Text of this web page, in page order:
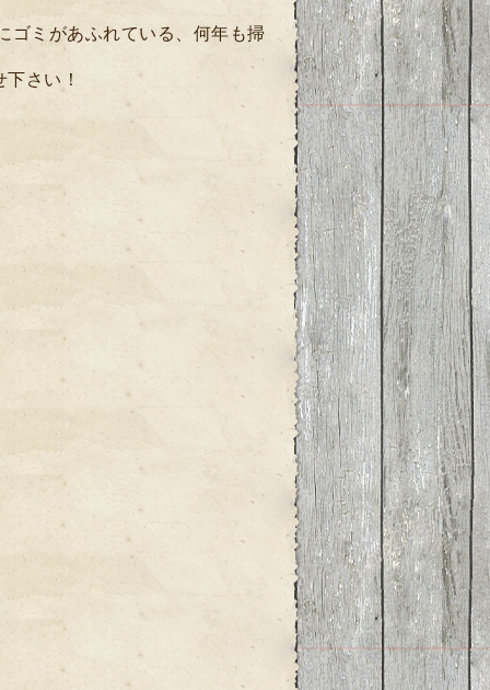
ゴミがあふれている、何年も掃
さい！